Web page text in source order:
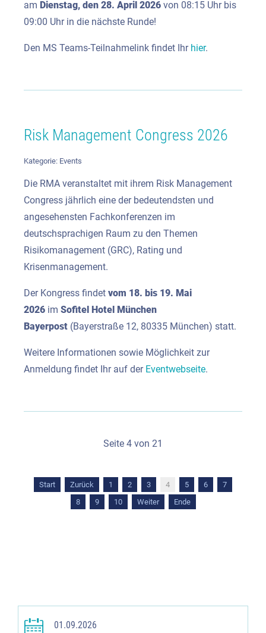
am Dienstag, den 28. April 2026 von 08:15 Uhr bis
09:00 Uhr in die nächste Runde!
Den MS Teams-Teilnahmelink findet Ihr hier.
Risk Management Congress 2026
Kategorie: Events
Die RMA veranstaltet mit ihrem Risk Management
Congress jährlich eine der bedeutendsten und
angesehensten Fachkonferenzen im
deutschsprachigen Raum zu den Themen
Risikomanagement (GRC), Rating und
Krisenmanagement.
Der Kongress findet vom 18. bis 19. Mai
2026 im Sofitel Hotel München
Bayerpost (Bayerstraße 12, 80335 München) statt.
Weitere Informationen sowie Möglichkeit zur
Anmeldung findet Ihr auf der Eventwebseite.
Seite 4 von 21
Start Zurück 1 2 3 4 5 6
7
8
9 10 Weiter Ende
01.09.2026